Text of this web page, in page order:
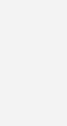
derart, dass
Prüfung eben
ist.
die
Stopfen,
wird also
die in der